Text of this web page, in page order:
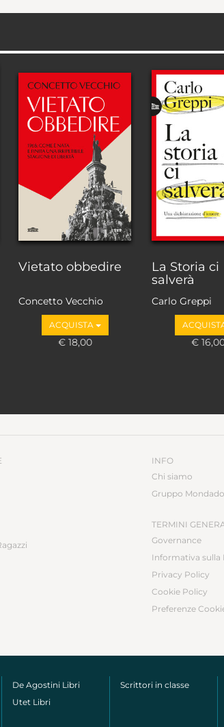
Vietato obbedire
Concetto Vecchio
ACQUISTA
€ 18,00
La Storia ci
salverà
Carlo Greppi
€
INFO
Chi siamo
Gruppo
TERMINI
Governance
Informativa sulla
Privacy Policy
Cookie Policy
Preferenze
De Agostini Libri
Utet Libri
Scrittori in classe